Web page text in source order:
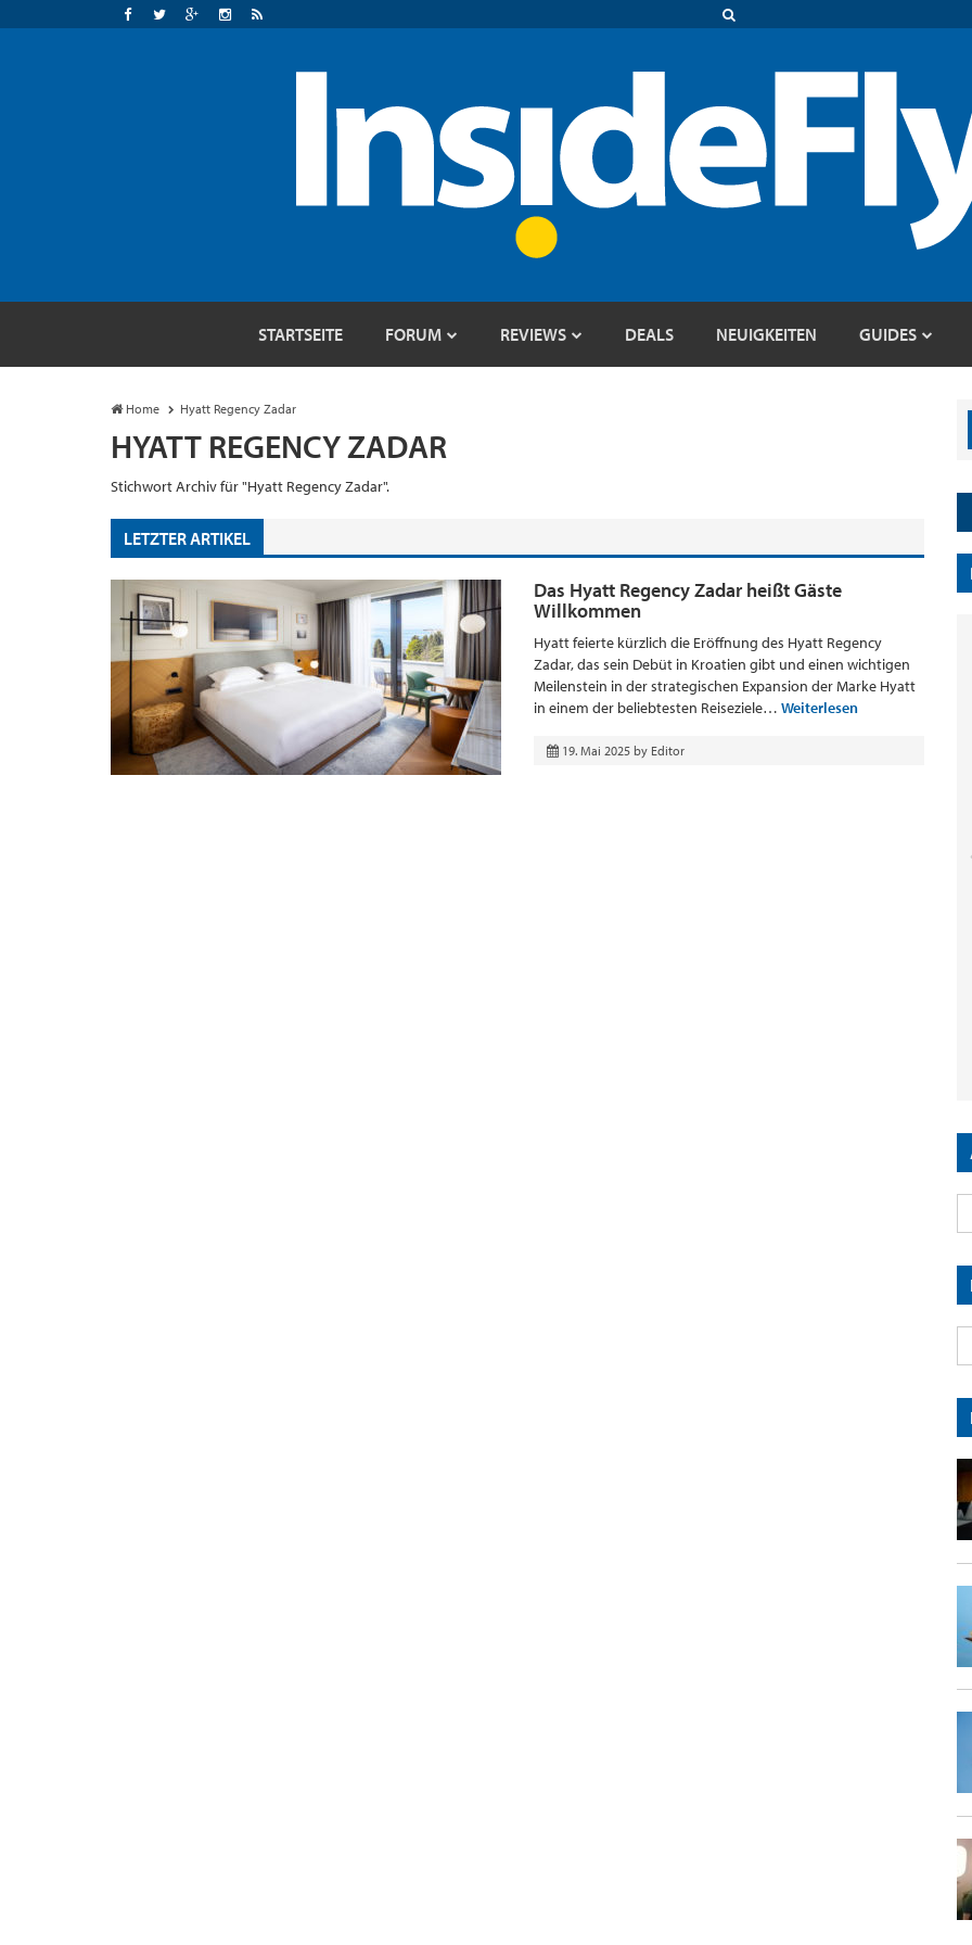
STARTSEITE FORUM REVIEWS DEALS NEUIGKEITEN GUIDES
Home Hyatt Regency Zadar
HYATT REGENCY ZADAR
Stichwort Archiv für "Hyatt Regency Zadar".
LETZTER ARTIKEL
Das Hyatt Regency Zadar heißt Gäste
Willkommen
Hyatt feierte kürzlich die Eröffnung des Hyatt Regency
Zadar, das sein Debüt in Kroatien gibt und einen wichtigen
Meilenstein in der strategischen Expansion der Marke Hyatt
in einem der beliebtesten Reiseziele… Weiterlesen
19. Mai 2025 by Editor